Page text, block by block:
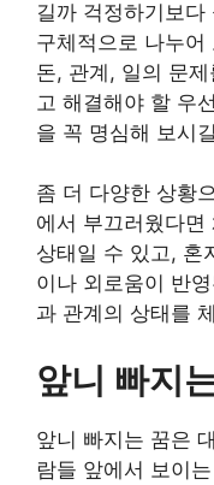
길까 걱정하기보
구체적으로 나누
돈, 관계, 일의 문
고 해결해야 할 우
을 꼭 명심해 보시
좀 더 다양한 상황
에서 부끄러웠다면
상태일 수 있고, 혼
이나 외로움이 반
과 관계의 상태를
앞니 빠지
앞니 빠지는 꿈은
람들 앞에서 보이